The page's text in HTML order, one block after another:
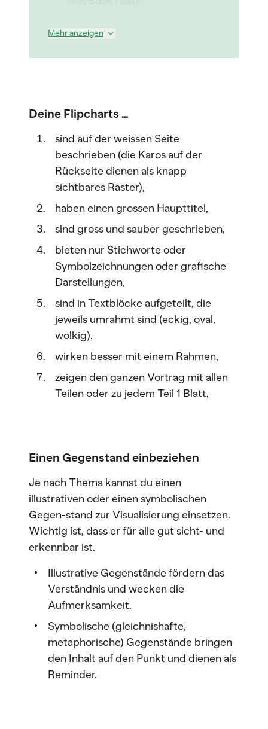
Mehr anzeigen
Deine Flipcharts …
sind auf der weissen Seite
beschrieben (die Karos auf der
Rückseite dienen als knapp
sichtbares Raster),
haben einen grossen Haupttitel,
sind gross und sauber geschrieben,
bieten nur Stichworte oder
Symbolzeichnungen oder grafische
Darstellungen,
sind in Textblöcke aufgeteilt, die
jeweils umrahmt sind (eckig, oval,
wolkig),
wirken besser mit einem Rahmen,
zeigen den ganzen Vortrag mit allen
Teilen oder zu jedem Teil 1 Blatt,
Einen Gegenstand einbeziehen
Je nach Thema kannst du einen
illustrativen oder einen symbolischen
Gegen-stand zur Visualisierung einsetzen.
Wichtig ist, dass er für alle gut sicht- und
erkennbar ist.
Illustrative Gegenstände fördern das
Verständnis und wecken die
Aufmerksamkeit.
Symbolische (gleichnishafte,
metaphorische) Gegenstände bringen
den Inhalt auf den Punkt und dienen als
Reminder.